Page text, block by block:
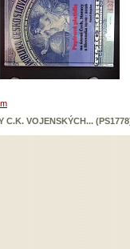
C.K. VOJENSKÝCH...